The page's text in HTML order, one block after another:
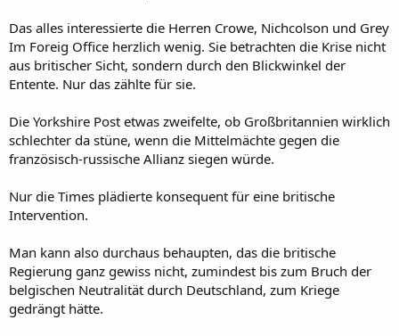
Das alles interessierte die Herren Crowe, Nichcolson und Grey
Im Foreig Office herzlich wenig. Sie betrachten die Krise nicht
aus britischer Sicht, sondern durch den Blickwinkel der
Entente. Nur das zählte für sie.
Die Yorkshire Post etwas zweifelte, ob Großbritannien wirklich
schlechter da stüne, wenn die Mittelmächte gegen die
französisch-russische Allianz siegen würde.
Nur die Times plädierte konsequent für eine britische
Intervention.
Man kann also durchaus behaupten, das die britische
Regierung ganz gewiss nicht, zumindest bis zum Bruch der
belgischen Neutralität durch Deutschland, zum Kriege
gedrängt hätte.